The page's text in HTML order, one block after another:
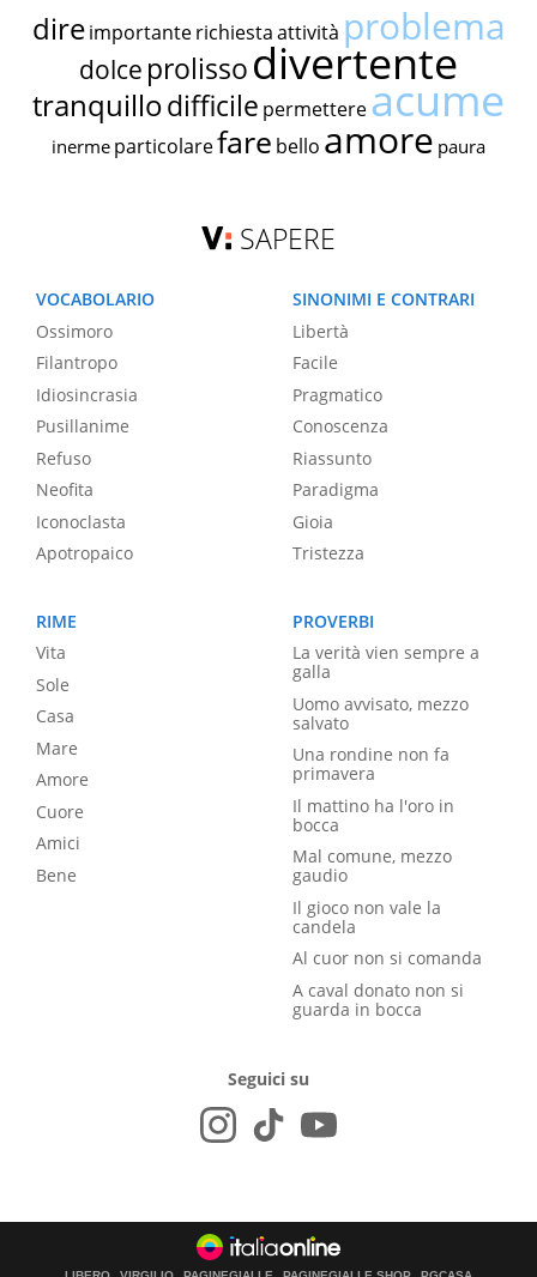
dire importante richiestaattività problema
dolce prolissodivertente
tranquillodifficile permettereacume
inerme particolarefare bello amore paura
SAPERE
VOCABOLARIO
Ossimoro
Filantropo
Idiosincrasia
Pusillanime
Refuso
Neofita
Iconoclasta
Apotropaico
SINONIMI E CONTRARI
Libertà
Facile
Pragmatico
Conoscenza
Riassunto
Paradigma
Gioia
Tristezza
RIME
Vita
Sole
Casa
Mare
Amore
Cuore
Amici
Bene
PROVERBI
La verità vien sempre a
galla
Uomo avvisato, mezzo
salvato
Una rondine non fa
primavera
Il mattino ha l'oro in
bocca
Mal comune, mezzo
gaudio
Il gioco non vale la
candela
Al cuor non si comanda
A caval donato non si
guarda in bocca
Seguici su